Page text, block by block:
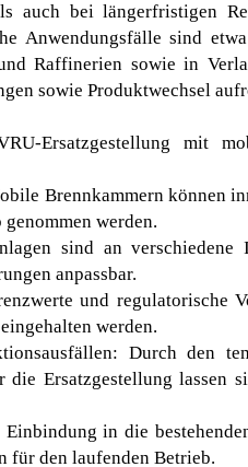
auch bei längerfristigen
Anwendungsfälle sind
Raffinerien sowie in
sowie Produktwechsel
Ersatzgestellung mit
Brennkammern können
werden.
sind an verschiedene
anpassbar.
und regulatorische
werden.
Durch den
die Ersatzgestellung lassen
in die
für den laufenden Betrieb.